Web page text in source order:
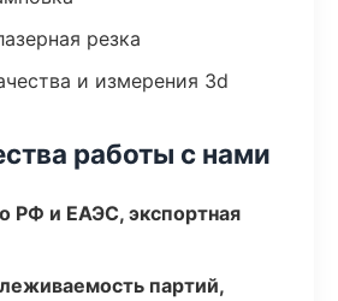
резка
и измерения 3d
работы с нами
РФ и ЕАЭС, экспортная
партий,